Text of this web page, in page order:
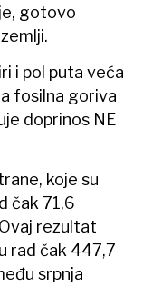
gotovo
i pol puta veća
fosilna goriva
doprinos NE
koje su
čak 71,6
rezultat
rad čak 447,7
srpnja